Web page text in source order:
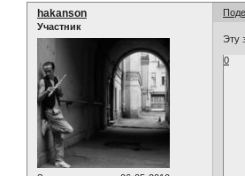
hakanson
Участник
Эту
0